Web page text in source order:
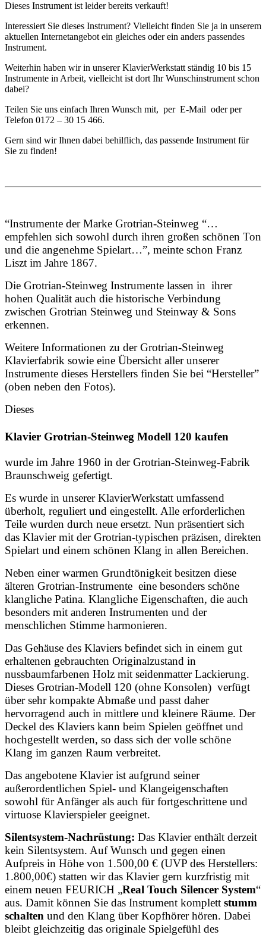
Dieses Instrument ist leider bereits verkauft!
Interessiert Sie dieses Instrument? Vielleicht finden Sie ja in unserem
aktuellen Internetangebot ein gleiches oder ein anders passendes
Instrument.
Weiterhin haben wir in unserer KlavierWerkstatt ständig 10 bis 15
Instrumente in Arbeit, vielleicht ist dort Ihr Wunschinstrument schon
dabei?
Teilen Sie uns einfach Ihren Wunsch mit, per E-Mail oder per
Telefon 0172 – 30 15 466.
Gern sind wir Ihnen dabei behilflich, das passende Instrument für
Sie zu finden!
“Instrumente der Marke Grotrian-Steinweg “…
empfehlen sich sowohl durch ihren großen schönen Ton
und die angenehme Spielart…”, meinte schon Franz
Liszt im Jahre 1867.
Die Grotrian-Steinweg Instrumente lassen in ihrer
hohen Qualität auch die historische Verbindung
zwischen Grotrian Steinweg und Steinway & Sons
erkennen.
Weitere Informationen zu der Grotrian-Steinweg
Klavierfabrik sowie eine Übersicht aller unserer
Instrumente dieses Herstellers finden Sie bei “Hersteller”
(oben neben den Fotos).
Dieses
Klavier Grotrian-Steinweg Modell 120 kaufen
wurde im Jahre 1960 in der Grotrian-Steinweg-Fabrik
Braunschweig gefertigt.
Es wurde in unserer KlavierWerkstatt umfassend
überholt, reguliert und eingestellt. Alle erforderlichen
Teile wurden durch neue ersetzt. Nun präsentiert sich
das Klavier mit der Grotrian-typischen präzisen, direkten
Spielart und einem schönen Klang in allen Bereichen.
Neben einer warmen Grundtönigkeit besitzen diese
älteren Grotrian-Instrumente eine besonders schöne
klangliche Patina. Klangliche Eigenschaften, die auch
besonders mit anderen Instrumenten und der
menschlichen Stimme harmonieren.
Das Gehäuse des Klaviers befindet sich in einem gut
erhaltenen gebrauchten Originalzustand in
nussbaumfarbenen Holz mit seidenmatter Lackierung.
Dieses Grotrian-Modell 120 (ohne Konsolen) verfügt
über sehr kompakte Abmaße und passt daher
hervorragend auch in mittlere und kleinere Räume. Der
Deckel des Klaviers kann beim Spielen geöffnet und
hochgestellt werden, so dass sich der volle schöne
Klang im ganzen Raum verbreitet.
Das angebotene Klavier ist aufgrund seiner
außerordentlichen Spiel- und Klangeigenschaften
sowohl für Anfänger als auch für fortgeschrittene und
virtuose Klavierspieler geeignet.
Silentsystem-Nachrüstung: Das Klavier enthält derzeit
kein Silentsystem. Auf Wunsch und gegen einen
Aufpreis in Höhe von 1.500,00 € (UVP des Herstellers:
1.800,00€) statten wir das Klavier gern kurzfristig mit
einem neuen FEURICH „Real Touch Silencer System“
aus. Damit können Sie das Instrument komplett stumm
schalten und den Klang über Kopfhörer hören. Dabei
bleibt gleichzeitig das originale Spielgefühl des